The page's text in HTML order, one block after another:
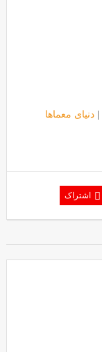
| دنیای معماها
اشتراک